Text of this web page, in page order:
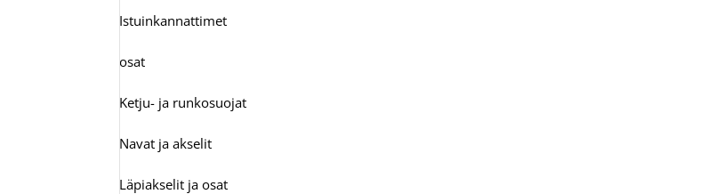
Istuinkannattimet
osat
Ketju- ja runkosuojat
Navat ja akselit
Läpiakselit ja osat